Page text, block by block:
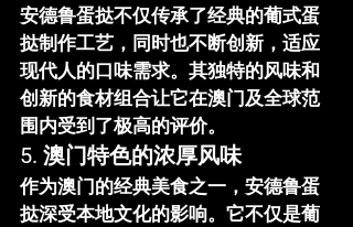
安德鲁蛋挞不仅传承了经典的葡式蛋
挞制作工艺，同时也不断创新，适应
现代人的口味需求。其独特的风味和
创新的食材组合让它在澳门及全球范
围内受到了极高的评价。
5. 澳门特色的浓厚风味
作为澳门的经典美食之一， 安德鲁蛋
挞深受本地文化的影响。它不仅是葡